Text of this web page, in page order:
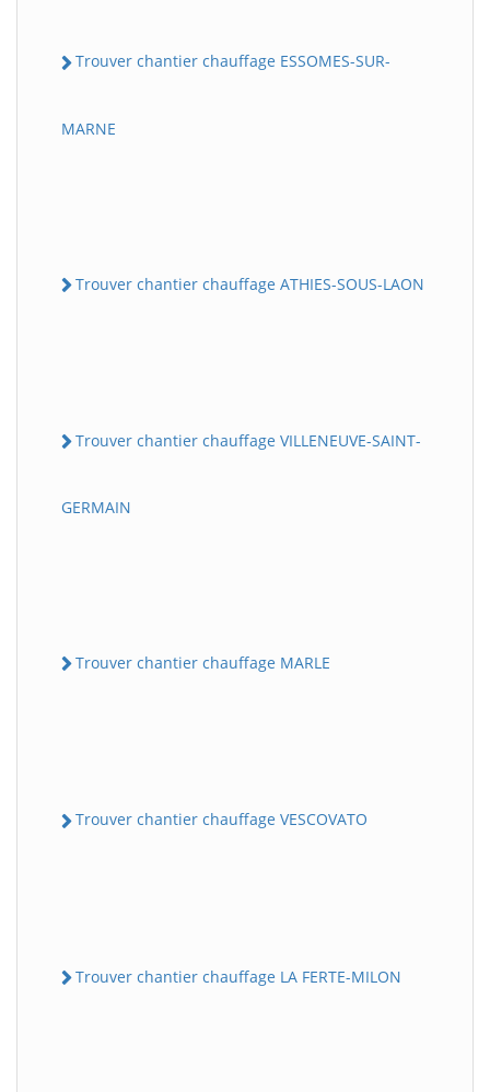
Trouver chantier chauffage ESSOMES-SUR-
MARNE
Trouver chantier chauffage ATHIES-SOUS-LAON
Trouver chantier chauffage VILLENEUVE-SAINT-
GERMAIN
Trouver chantier chauffage MARLE
Trouver chantier chauffage VESCOVATO
Trouver chantier chauffage LA FERTE-MILON